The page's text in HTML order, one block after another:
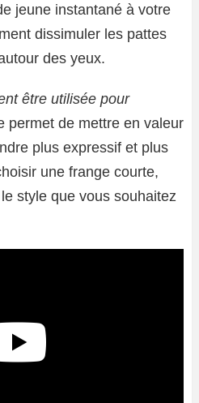
jeune instantané à votre
dissimuler les pattes
des yeux.
être utilisée pour
permet de mettre en valeur
plus expressif et plus
une frange courte,
style que vous souhaitez